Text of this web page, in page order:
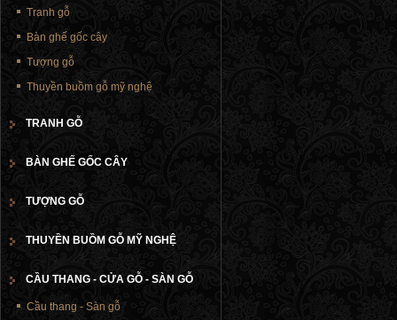
Tranh gỗ
Bàn ghế gốc cây
Tượng gỗ
Thuyền buồm gỗ mỹ nghệ
TRANH GỖ
BÀN GHẾ GỐC CÂY
TƯỢNG GỖ
THUYỀN BUỒM GỖ MỸ NGHỆ
CẦU THANG - CỬA GỖ - SÀN GỖ
Cầu thang - Sàn gỗ